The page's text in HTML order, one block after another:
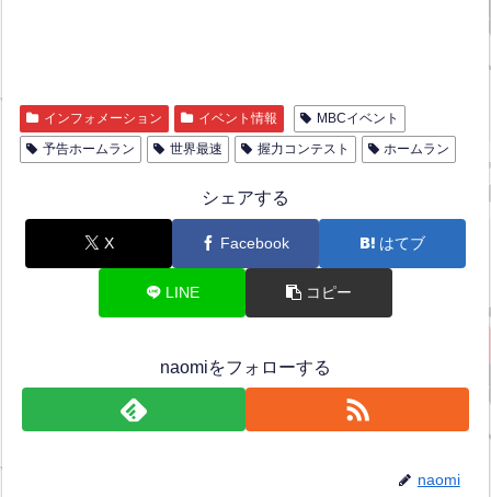
インフォメーション イベント情報
MBCイベント
予告ホームラン
世界最速 握力コンテスト ホームラン
シェアする
X Facebook はてブ
LINE コピー
naomiをフォローする
naomi